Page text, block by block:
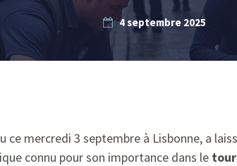
4 septembre 2025
ce mercredi 3 septembre à Lisbonne, a
connu pour son importance dans le